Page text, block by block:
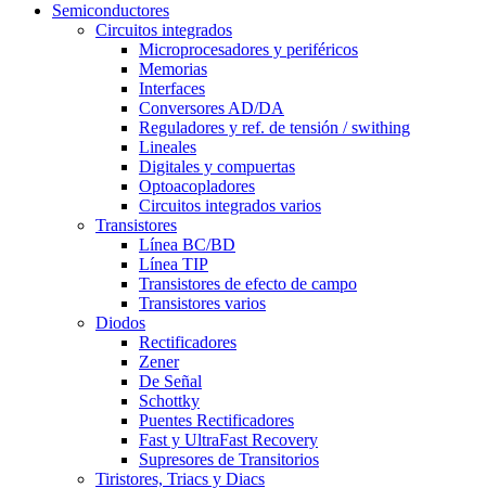
Semiconductores
Circuitos integrados
Microprocesadores y periféricos
Memorias
Interfaces
Conversores AD/DA
Reguladores y ref. de tensión / swithing
Lineales
Digitales y compuertas
Optoacopladores
Circuitos integrados varios
Transistores
Línea BC/BD
Línea TIP
Transistores de efecto de campo
Transistores varios
Diodos
Rectificadores
Zener
De Señal
Schottky
Puentes Rectificadores
Fast y UltraFast Recovery
Supresores de Transitorios
Tiristores, Triacs y Diacs